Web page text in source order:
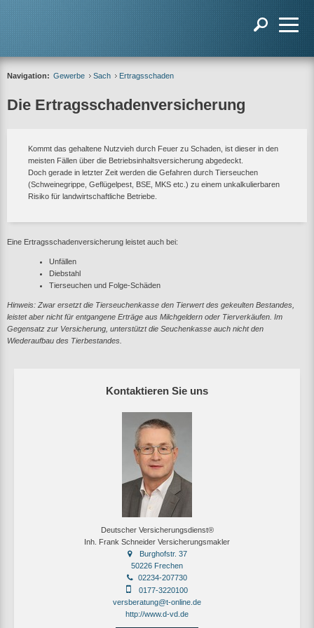
Kontaktieren Sie uns
Deutscher Versicherungsdienst®
Inh. Frank Schneider Versicherungsmakler
Burghofstr. 37
50226 Frechen
02234-207730
0177-3220100
versberatung@t-online.de
http://www.d-vd.de
Navigation: Gewerbe Sach Ertragsschaden
Die Ertragsschadenversicherung
Kommt das gehaltene Nutzvieh durch Feuer zu Schaden, ist dieser in den
meisten Fällen über die Betriebsinhaltsversicherung abgedeckt.
Doch gerade in letzter Zeit werden die Gefahren durch Tierseuchen
(Schweinegrippe, Geflügelpest, BSE, MKS etc.) zu einem unkalkulierbaren
Risiko für landwirtschaftliche Betriebe.
Eine Ertragsschadenversicherung leistet auch bei:
Unfällen
Diebstahl
Tierseuchen und Folge-Schäden
Hinweis: Zwar ersetzt die Tierseuchenkasse den Tierwert des gekeulten Bestandes,
leistet aber nicht für entgangene Erträge aus Milchgeldern oder Tierverkäufen. Im
Gegensatz zur Versicherung, unterstützt die Seuchenkasse auch nicht den
Wiederaufbau des Tierbestandes.